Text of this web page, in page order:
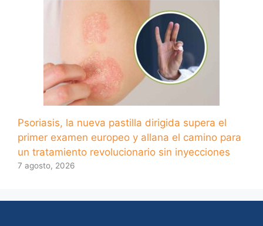
Psoriasis, la nueva pastilla dirigida supera el
primer examen europeo y allana el camino para
un tratamiento revolucionario sin inyecciones
7 agosto, 2026